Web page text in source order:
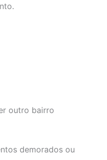
outro bairro
demorados ou